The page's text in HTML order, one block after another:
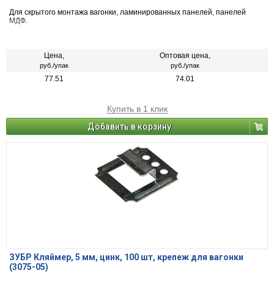
Для скрытого монтажа вагонки, ламинированных панелей, панелей
МДФ.
Цена,
руб./упак
Оптовая цена,
руб./упак
77.51 74.01
Купить в 1 клик
Добавить в корзину
ЗУБР Кляймер, 5 мм, цинк, 100 шт, крепеж для вагонки
(3075-05)